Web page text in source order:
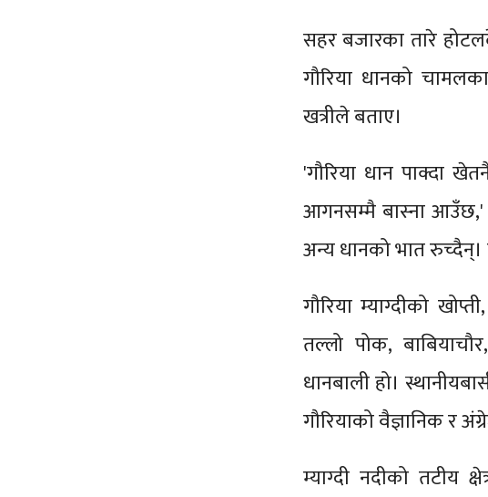
सहर बजारका तारे
गौरिया धानको
खत्रीले बताए।
'गौरिया धान पाक्दा
आगनसम्मै बास्ना आउँछ,'
अन्य धानको भात रुच्दैन्।
गौरिया म्याग्दीको
तल्लो पोक,
धानबाली हो।
गौरियाको वैज्ञानिक र
म्याग्दी नदीको तटीय